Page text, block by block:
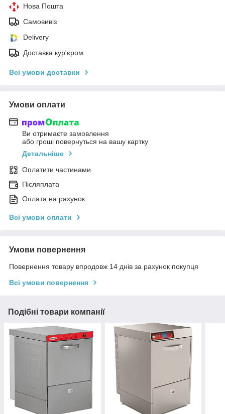
Нова Пошта
Самовивіз
Delivery
Доставка кур'єром
Всі умови доставки
Умови оплати
Ви отримаєте замовлення
або гроші повернуться на вашу картку
Детальніше
Оплатити частинами
Післяплата
Оплата на рахунок
Всі умови оплати
Умови повернення
Повернення товару впродовж 14 днів за рахунок покупця
Всі умови повернення
Подібні товари компанії